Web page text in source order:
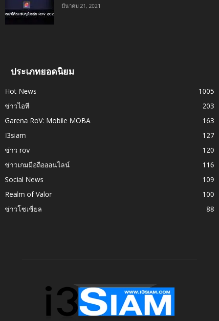
มีนาคม 21, 2021
ประเภทยอดนิยม
Hot News
1005
ข่าวไอที
203
Garena RoV: Mobile MOBA
163
I3siam
127
ข่าว rov
120
ข่าวเกมมือถือออนไลน์
116
Social News
109
Realm of Valor
100
ข่าวโซเชี่ยล
88